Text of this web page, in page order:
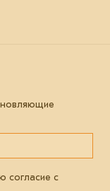
согласие с